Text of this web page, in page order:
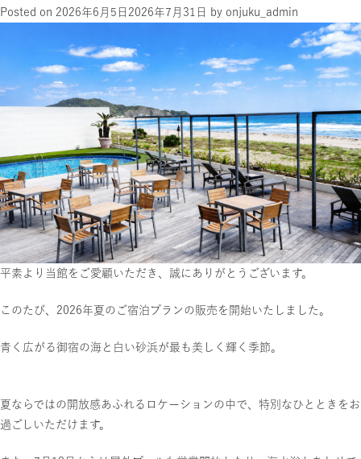
Posted on 2026年6月5日 2026年7月31日 by onjuku_admin
平素より当館をご愛顧いただき、誠にありがとうございます。
このたび、2026年夏のご宿泊プランの販売を開始いたしました。
青く広がる御宿の海と白い砂浜が最も美しく輝く季節。
夏ならではの開放感あふれるロケーションの中で、特別なひとときをお
過ごしいただけます。